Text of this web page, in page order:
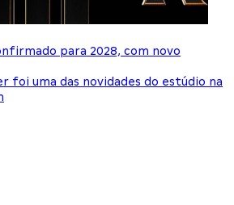
para 2028, com novo
foi uma das novidades do estúdio na